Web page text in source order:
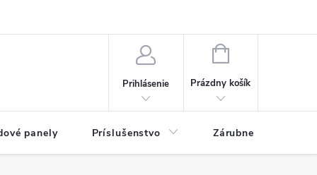
osobných údajov
Prihlásenie
NÁKUPNÝ KOŠÍK
Prázdny košík
panely Príslušenstvo Zárubne